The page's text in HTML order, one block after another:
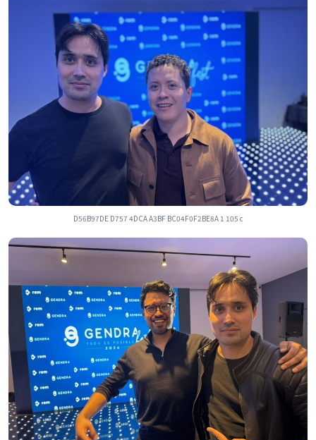
D56B97DE D757 4DCA A3BF BC04F0F2BE8A 1 105 c